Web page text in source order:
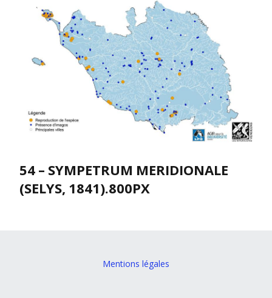
54 – SYMPETRUM MERIDIONALE
(SELYS, 1841).800PX
Mentions légales